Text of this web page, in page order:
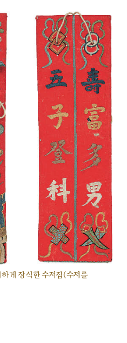
게 장식한 수저집(수저를